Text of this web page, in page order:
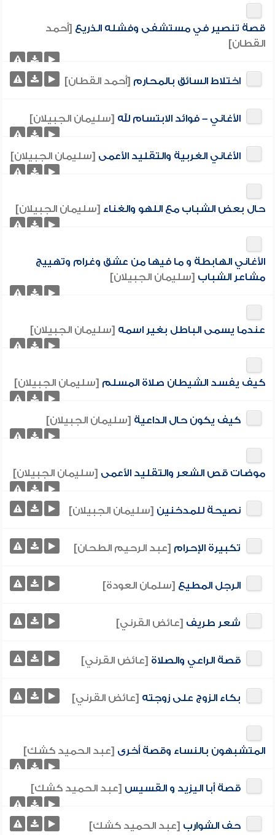
قصة تنصير في مستشفى وفشله الذريع [أحمد
القطان]
اختلاط السائق بالمحارم [أحمد القطان]
الأغاني – فوائد الابتسام لله [سليمان الجبيلان]
الأغاني الغربية والتقليد الأعمى [سليمان الجبيلان]
حال بعض الشباب مع اللهو والغناء [سليمان الجبيلان]
الأغاني الهابطة و ما فيها من عشق وغرام وتهييج
مشاعر الشباب [سليمان الجبيلان]
عندما يسمى الباطل بغير اسمه [سليمان الجبيلان]
كيف يفسد الشيطان صلاة المسلم [سليمان الجبيلان]
كيف يكون حال الداعية [سليمان الجبيلان]
موضات قص الشعر والتقليد الأعمى [سليمان الجبيلان]
نصيحة للمدخنين [سليمان الجبيلان]
تكبيرة الإحرام [عبد الرحيم الطحان]
الرجل المطيع [سلمان العودة]
شعر طريف [عائض القرني]
قصة الراعي والصلاة [عائض القرني]
بكاء الزوج على زوجته [عائض القرني]
المتشبهون بالنساء وقصة أخرى [عبد الحميد كشك]
قصة أبا اليزيد و القسيس [عبد الحميد كشك]
حف الشوارب [عبد الحميد كشك]